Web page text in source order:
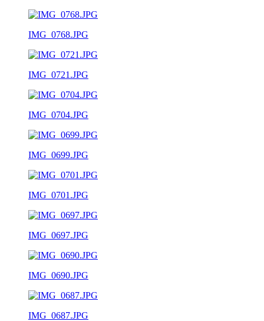
IMG_0768.JPG
IMG_0721.JPG
IMG_0704.JPG
IMG_0699.JPG
IMG_0701.JPG
IMG_0697.JPG
IMG_0690.JPG
IMG_0687.JPG